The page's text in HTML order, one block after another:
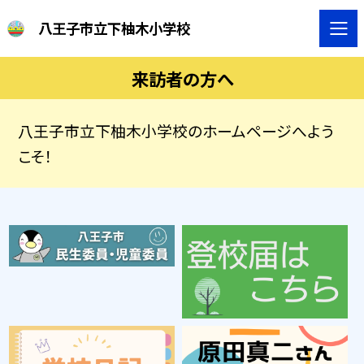
八王子市立下柚木小学校
来訪者の方へ
八王子市立下柚木小学校のホームページへよう
こそ！